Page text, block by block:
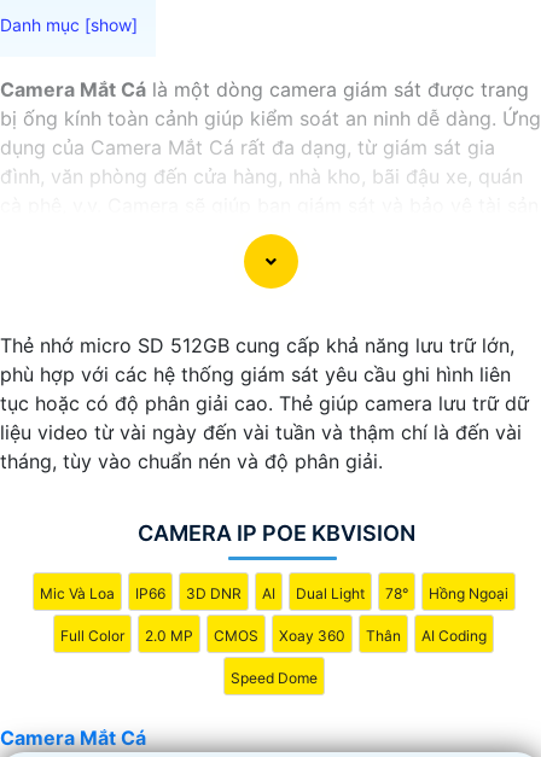
Camera Mắt Cá là một dòng camera giám sát được trang
bị ống kính toàn cảnh giúp kiểm soát an ninh dễ dàng. Ứng
dụng của Camera Mắt Cá rất đa dạng, từ giám sát gia
đình, văn phòng đến cửa hàng, nhà kho, bãi đậu xe, quán
một cách hiệu quả và tiện lợi.
Thẻ nhớ micro SD 512GB cung cấp khả năng lưu trữ lớn,
phù hợp với các hệ thống giám sát yêu cầu ghi hình liên
tục hoặc có độ phân giải cao. Thẻ giúp camera lưu trữ dữ
liệu video từ vài ngày đến vài tuần và thậm chí là đến vài
tháng, tùy vào chuẩn nén và độ phân giải.
CAMERA IP POE KBVISION
Mic Và Loa IP66 3D DNR AI Dual Light 78° Hồng Ngoại
Full Color 2.0 MP CMOS Xoay 360 Thân AI Coding
Speed Dome
Camera Mắt Cá